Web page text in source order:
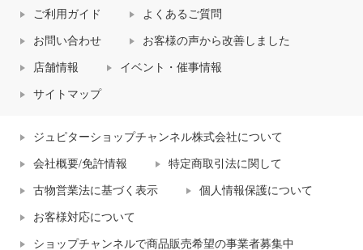
ご利用ガイド よくあるご質問
お問い合わせ お客様の声から改善しました
店舗情報 イベント・催事情報
サイトマップ
ジュピターショップチャンネル株式会社について
会社概要/免許情報 特定商取引法に関して
古物営業法に基づく表示 個人情報保護について
お客様対応について
ショップチャンネルで商品販売希望の事業者募集中